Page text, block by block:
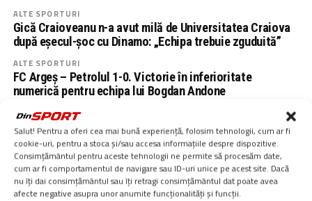
Salut! Pentru a oferi cea mai bună experiență, folosim tehnologii, cum ar fi
cookie-uri, pentru a stoca și/sau accesa informațiile despre dispozitive.
Consimțământul pentru aceste tehnologii ne permite să procesăm date,
cum ar fi comportamentul de navigare sau ID-uri unice pe acest site. Dacă
nu îți dai consimțământul sau îți retragi consimțământul dat poate avea
afecte negative asupra unor anumite funcționalități și funcții.
ALTE SPORTURI
Gică Craioveanu n-a avut milă de Universitatea Craiova
după eșecul-șoc cu Dinamo: „Echipa trebuie zguduită”
ALTE SPORTURI
FC Argeș – Petrolul 1-0. Victorie în inferioritate
numerică pentru echipa lui Bogdan Andone
MAI MULT